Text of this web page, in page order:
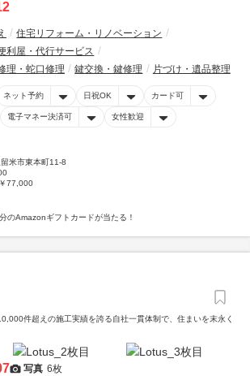
住宅リフォーム・リノベーション
利屋・代行サービス
理・蛇口修理
鍵交換・鍵修理 片づけ・遺品整理
ネット予約 日祝OK カード可
電子マネー決済可 女性歓迎
米市東本町11-8
77,000
のAmazonギフトカードが当たる！
件超えの施工実績を誇る自社一貫体制で、住まいを末永く
写真 6枚